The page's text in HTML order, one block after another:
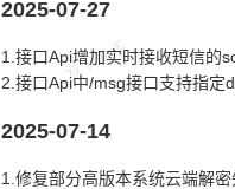
2025-07-27
1.接口Api增加实时接收短信的
2.接口Api中/msg接口支持指定
2025-07-14
1.修复部分高版本系统云端解